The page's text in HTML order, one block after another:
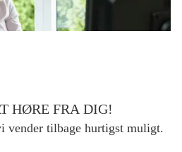
HØRE FRA DIG!
vender tilbage hurtigst muligt.